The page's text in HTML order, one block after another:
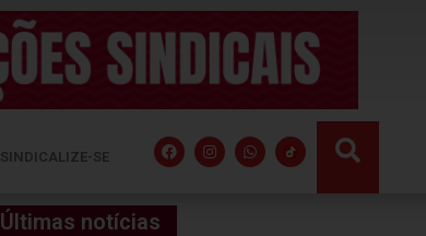
SINDICALIZE-SE
Últimas notícias